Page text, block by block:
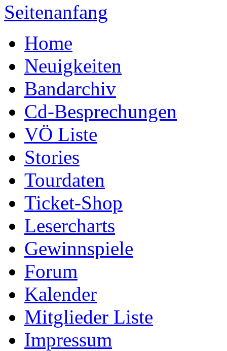
Seitenanfang
Home
Neuigkeiten
Bandarchiv
Cd-Besprechungen
VÖ Liste
Stories
Tourdaten
Ticket-Shop
Lesercharts
Gewinnspiele
Forum
Kalender
Mitglieder Liste
Impressum